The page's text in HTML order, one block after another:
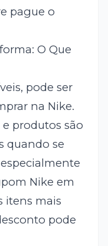
pague o
O Que
pode ser
na Nike.
produtos são
quando se
Nike em
itens mais
pode